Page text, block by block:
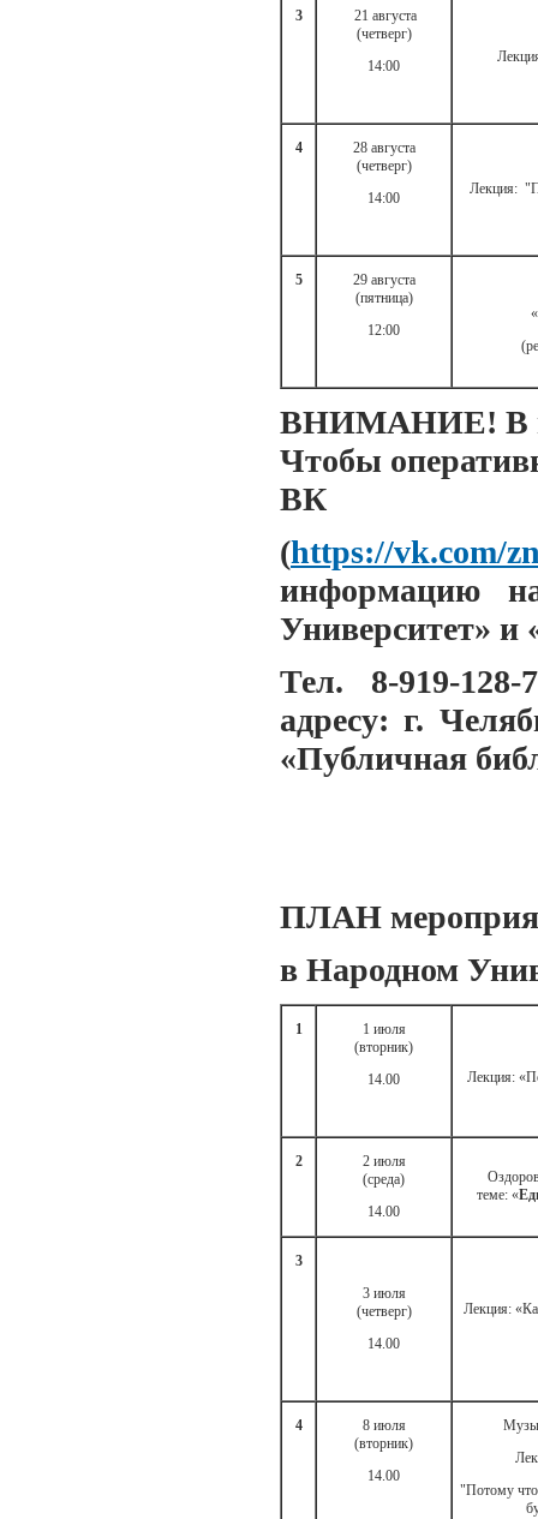
3
21 августа
(четверг)
14:00
4
28 августа
(четверг)
14:00
Лекция:
5
29 августа
(пятница)
12:00
ВНИМАНИЕ! В
Чтобы
ВК
(https://vk.com/
информацию
Университет» и
Тел. 8-919-
адресу: г.
«Публичная
ПЛАН
в Народном
1
1 июля
(вторник)
14.00
Лекция:
2
2 июля
(среда)
14.00
теме: «
3
3 июля
(четверг)
14.00
Лекция:
4
8 июля
(вторник)
14.00
"Потому